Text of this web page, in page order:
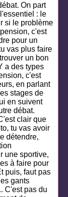
On part
: le
si le problème
c'est
pour un
vas plus faire
un bon
a des types
c'est
en parlant
stages de
en suivent
débat.
clair que
tu vas avoir
détendre,
une sportive,
à faire pour
puis, faut pas
gants
C'est pas du